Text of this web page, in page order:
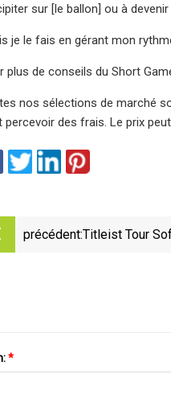
sur [le ballon] ou à
je le fais en gérant mon
plus de conseils du Short
nos sélections de marché
percevoir des frais. Le prix peut
précédent:Titleist Tour
*